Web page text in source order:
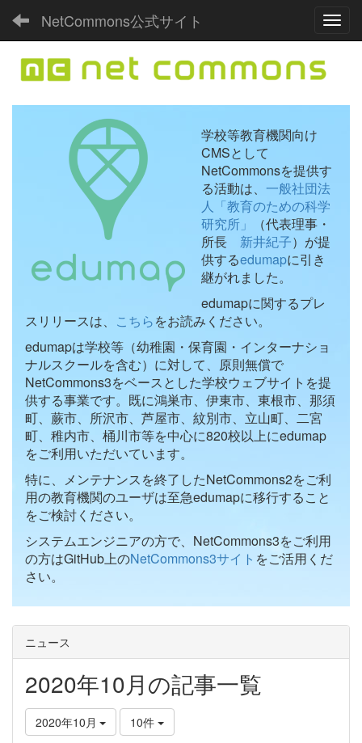
NetCommons公式サイト
学校等教育機関向け
CMSとして
NetCommonsを提供す
る活動は、 一般社団法
人「教育のための科学
研究所」
（代表理事・
所長 新井紀子）が提
供するedumapに引き
継がれました。
edumapに関するプレ
スリリースは、 こちらをお読みください。
edumapは学校等（幼稚園・保育園・インターナショ
ナルスクールを含む）に対して、原則無償で
NetCommons3をベースとした学校ウェブサイトを提
供する事業です。既に鴻巣市、伊東市、東根市、那須
町、蕨市、所沢市、芦屋市、紋別市、立山町、二宮
町、稚内市、桶川市等を中心に820校以上にedumap
をご利用いただいています。
特に、メンテナンスを終了したNetCommons2をご利
用の教育機関のユーザは至急edumapに移行すること
をご検討ください。
システムエンジニアの方で、NetCommons3をご利用
の方はGitHub上のNetCommons3サイト をご活用くだ
さい。
ニュース
2020年10月の記事一覧
2020年10月 10件